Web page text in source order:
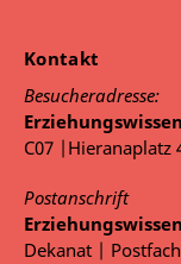
Kontakt
Besucheradresse:
C07 |Hieranaplatz
Postanschrift
Dekanat |